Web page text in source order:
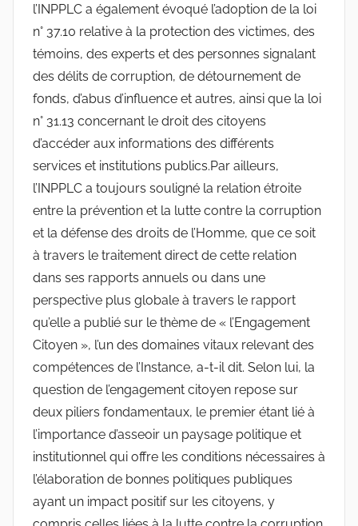
l’INPPLC a également évoqué l’adoption de la loi
n° 37.10 relative à la protection des victimes, des
témoins, des experts et des personnes signalant
des délits de corruption, de détournement de
fonds, d’abus d’influence et autres, ainsi que la loi
n° 31.13 concernant le droit des citoyens
d’accéder aux informations des différents
services et institutions publics.Par ailleurs,
l’INPPLC a toujours souligné la relation étroite
entre la prévention et la lutte contre la corruption
et la défense des droits de l’Homme, que ce soit
à travers le traitement direct de cette relation
dans ses rapports annuels ou dans une
perspective plus globale à travers le rapport
qu’elle a publié sur le thème de « l’Engagement
Citoyen », l’un des domaines vitaux relevant des
compétences de l’Instance, a-t-il dit. Selon lui, la
question de l’engagement citoyen repose sur
deux piliers fondamentaux, le premier étant lié à
l’importance d’asseoir un paysage politique et
institutionnel qui offre les conditions nécessaires à
l’élaboration de bonnes politiques publiques
ayant un impact positif sur les citoyens, y